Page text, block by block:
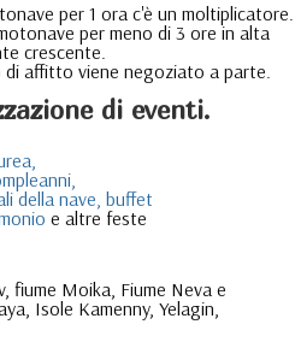
per 1 ora c'è un moltiplicatore.
per meno di 3 ore in alta
crescente.
di affitto viene negoziato a parte.
di eventi.
della nave, buffet
e altre feste
fiume Moika, Fiume Neva e
Isole Kamenny, Yelagin,